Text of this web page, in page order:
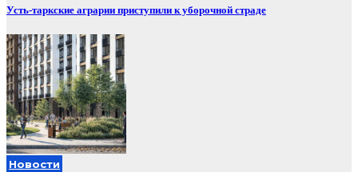
Усть-таркские аграрии приступили к уборочной страде
Новости